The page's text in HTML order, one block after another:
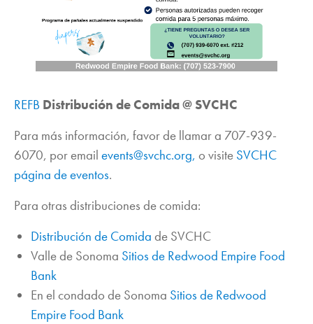
REFB Distribución de Comida @ SVCHC
Para más información, favor de llamar a 707-939-
6070, por email events@svchc.org, o visite SVCHC
página de eventos.
Para otras distribuciones de comida:
Distribución de Comida de SVCHC
Valle de Sonoma Sitios de Redwood Empire Food
Bank
En el condado de Sonoma Sitios de Redwood
Empire Food Bank